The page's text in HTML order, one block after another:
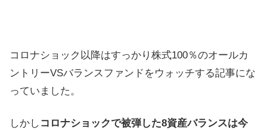
コロナショック以降はすっかり株式100％のオールカ
ントリーVSバランスファンドをウォッチする記事にな
っていました。
しかし コロナショックで被弾した8資産バランスは今